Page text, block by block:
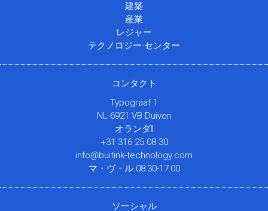
建築
産業
レジャー
テクノロジー-センター
コンタクト
Typograaf 1
NL-6921 VB Duiven
+31 316 25 08 30
info@buitink-technology.com
マ・ヴ・ル 08:30-17:00
ソーシャル